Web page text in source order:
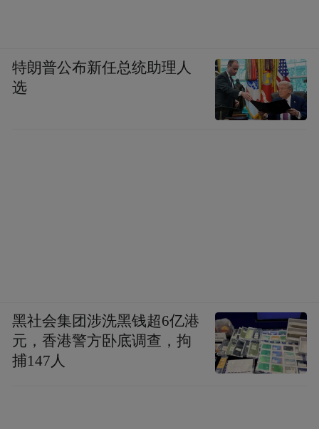
特朗普公布新任总统助理人
选
黑社会集团涉洗黑钱超6亿港
元，香港警方卧底调查，拘
捕147人